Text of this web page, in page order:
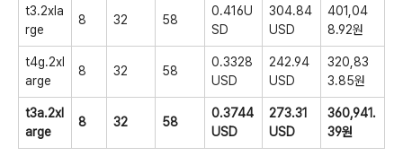
t3.2xla
rge
8 32 58
0.416U
SD
304.84
USD
401,04
8.92원
t4g.2xl
arge
8 32 58
0.3328
USD
242.94
USD
320,83
3.85원
t3a.2xl
arge
8 32 58
0.3744
USD
273.31
USD
360,941.
39원